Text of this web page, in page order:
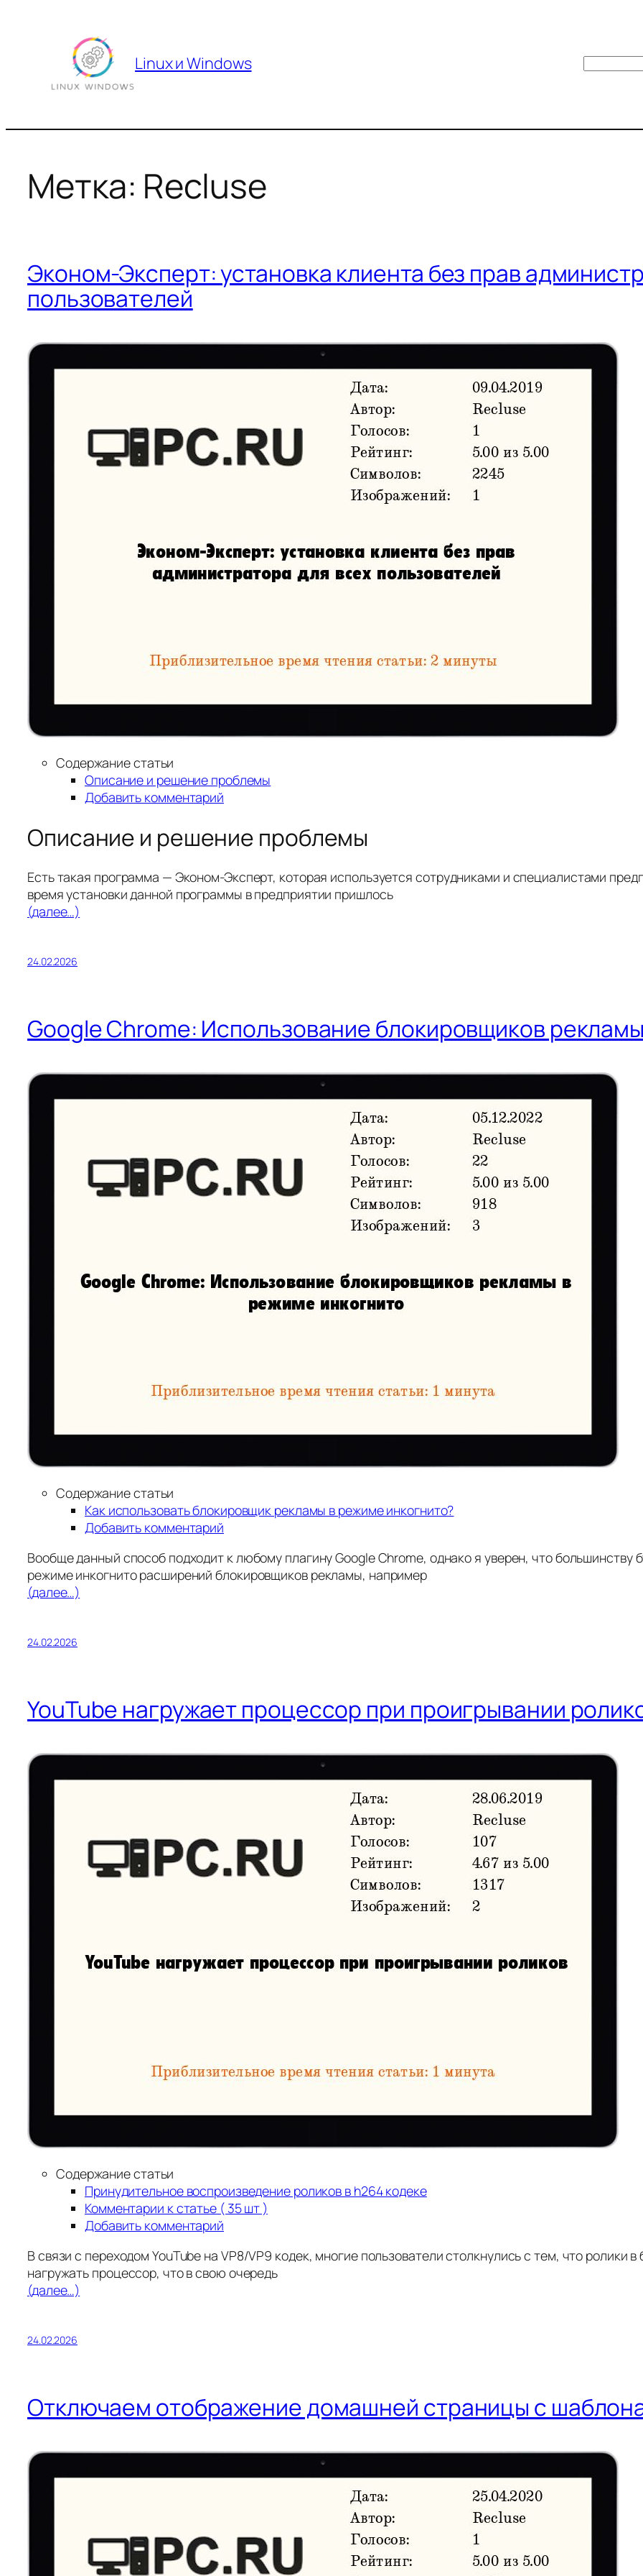
содержимому
Linux и Windows Поиск
Метка: Recluse
Эконом-Эксперт: установка клиента без прав
пользователей
Содержание статьи
Описание и решение проблемы
Добавить комментарий
Описание и решение проблемы
Есть такая программа — Эконом-Эксперт, которая используется сотрудниками и специалистами
время установки данной программы в предприятии пришлось
(далее…)
24.02.2026
Google Chrome: Использование блокировщиков
Содержание статьи
Как использовать блокировщик рекламы в режиме инкогнито?
Добавить комментарий
Вообще данный способ подходит к любому плагину Google Chrome, однако я уверен, что большинству
режиме инкогнито расширений блокировщиков рекламы, например
(далее…)
24.02.2026
YouTube нагружает процессор при проигрывании
Содержание статьи
Принудительное воспроизведение роликов в h264 кодеке
Комментарии к статье ( 35 шт )
Добавить комментарий
В связи с переходом YouTube на VP8/VP9 кодек, многие пользователи столкнулись с тем, что ролики
нагружать процессор, что в свою очередь
(далее…)
24.02.2026
Отключаем отображение домашней страницы с